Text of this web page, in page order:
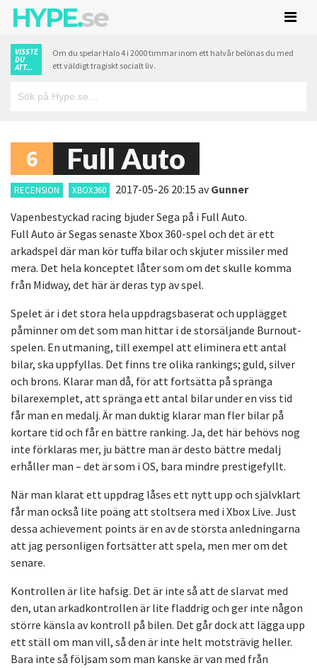
HYPE.se
VISSTE
DU
ATT...
Om du spelar Halo 4 i 2000 timmar inom ett halvår belönas du med
ett väldigt tragiskt socialt liv.
6 Full Auto
RECENSION XBOX360 2017-05-26 20:15 avGunner
Vapenbestyckad racing bjuder Sega på i Full Auto.
Full Auto är Segas senaste Xbox 360-spel och det är ett
arkadspel där man kör tuffa bilar och skjuter missiler med
mera. Det hela konceptet låter som om det skulle komma
från Midway, det här är deras typ av spel.
Spelet är i det stora hela uppdragsbaserat och upplägget
påminner om det som man hittar i de storsäljande Burnout-
spelen. En utmaning, till exempel att eliminera ett antal
bilar, ska uppfyllas. Det finns tre olika rankings; guld, silver
och brons. Klarar man då, för att fortsätta på spränga
bilarexemplet, att spränga ett antal bilar under en viss tid
får man en medalj. Är man duktig klarar man fler bilar på
kortare tid och får en bättre ranking. Ja, det här behövs nog
inte förklaras mer, ju bättre man är desto bättre medalj
erhåller man – det är som i OS, bara mindre prestigefyllt.
När man klarat ett uppdrag låses ett nytt upp och självklart
får man också lite poäng att stoltsera med i Xbox Live. Just
dessa achievement points är en av de största anledningarna
att jag personligen fortsätter att spela, men mer om det
senare.
Kontrollen är lite hafsig. Det är inte så att de slarvat med
den, utan arkadkontrollen är lite fladdrig och ger inte någon
större känsla av kontroll på bilen. Det går dock att lägga upp
ett ställ om man vill, så den är inte helt motsträvig heller.
Bara inte så följsam som man kanske är van med från